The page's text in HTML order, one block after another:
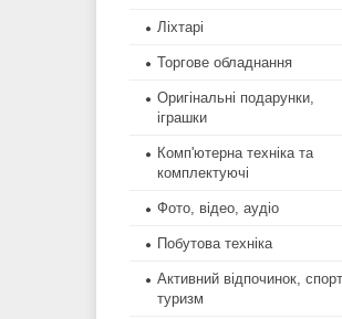
Ліхтарі
Торгове обладнання
Оригінальні подарунки,
іграшки
Комп'ютерна техніка та
комплектуючі
Фото, відео, аудіо
Побутова техніка
Активний відпочинок,
туризм